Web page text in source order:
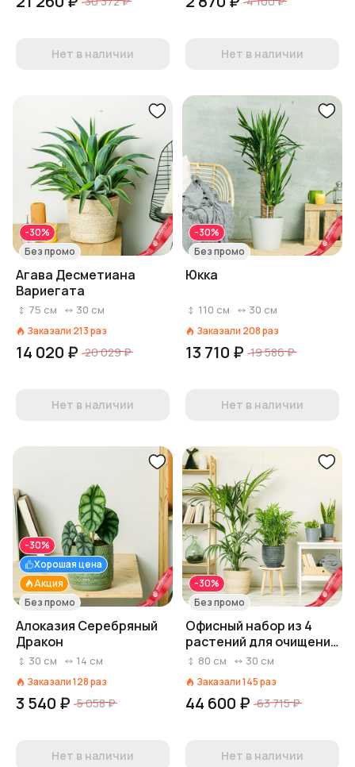
Нет в наличии Нет в наличии
-30%
Без промо
Агава Десметиана
Вариегата
75 см 30 см
Заказали 213раз
14 020 ₽ 20 029 ₽
Нет в наличии
-30%
Без промо
Юкка
110 см 30 см
Заказали 208раз
13 710 ₽ 19 586 ₽
Нет в наличии
Акция
Хорошая цена
-30%
Без промо
Алоказия Серебряный
Дракон
30 см 14 см
Заказали128раз
3 540 ₽ 5 058 ₽
Нет в наличии
-30%
Без промо
Офисный набор из 4
растений для очищения
и релаксации
80 см 30 см
Заказали145раз
44 600 ₽ 63 715 ₽
Нет в наличии